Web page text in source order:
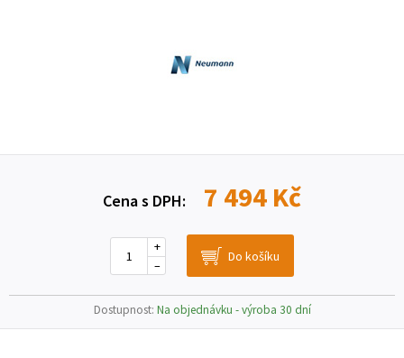
Cena s DPH: 7 494 Kč
–
+
Dostupnost: Na objednávku - výroba 30 dní